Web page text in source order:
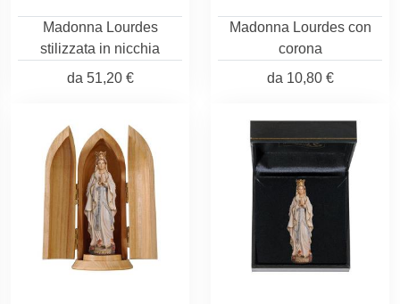
Madonna Lourdes
stilizzata in nicchia
da 51,20 €
Madonna Lourdes con
corona
da 10,80 €